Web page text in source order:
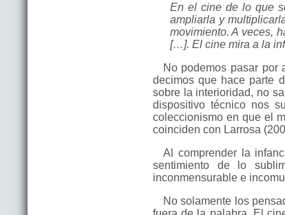
En el cine de lo que
ampliarla y
movimiento. A veces,
[…]. El cine mira a la
No podemos pasar por
decimos que hace parte
sobre la interioridad, no
dispositivo técnico nos
coleccionismo en que el
coinciden con Larrosa
Al comprender la
sentimiento de lo
inconmensurable e
No solamente los